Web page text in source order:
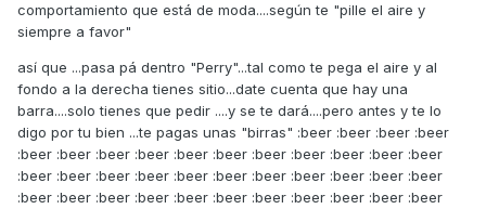
comportamiento que está de moda....según te "pille el aire y
siempre a favor"
así que ...pasa pá dentro "Perry"...tal como te pega el aire y al
fondo a la derecha tienes sitio...date cuenta que hay una
barra....solo tienes que pedir ....y se te dará....pero antes y te lo
digo por tu bien ...te pagas unas "birras" :beer :beer :beer :beer
:beer :beer :beer :beer :beer :beer :beer :beer :beer :beer :beer
:beer :beer :beer :beer :beer :beer :beer :beer :beer :beer :beer
:beer :beer :beer :beer :beer :beer :beer :beer :beer :beer :beer